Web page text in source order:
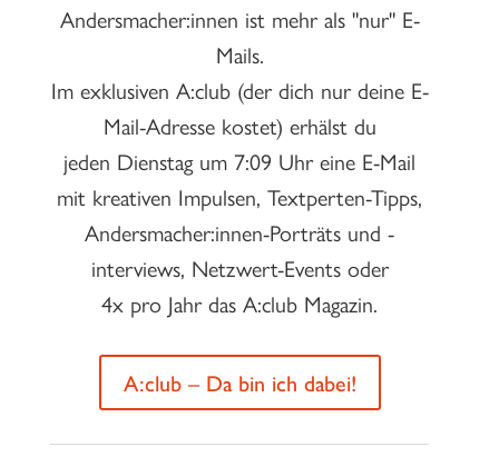
Andersmacher:innen ist mehr als "nur" E-
Mails.
Im exklusiven A:club (der dich nur deine E-
Mail-Adresse kostet) erhälst du
jeden Dienstag um 7:09 Uhr eine E-Mail
mit kreativen Impulsen, Textperten-Tipps,
Andersmacher:innen-Porträts und -
interviews, Netzwert-Events oder
4x pro Jahr das A:club Magazin.
A:club – Da bin ich dabei!